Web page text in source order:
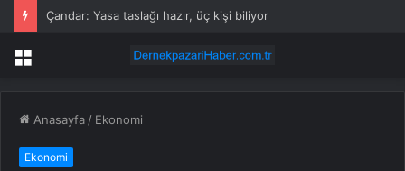
Çandar: Yasa taslağı hazır, üç kişi biliyor
Menü
Anasayfa / Ekonomi
Ekonomi